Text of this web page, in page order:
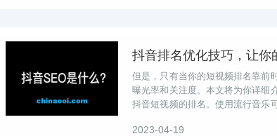
抖音排名优化技巧，让你
但是，只有当你的短视频排名靠前
曝光率和关注度。本文将为你详细
抖音短视频的排名。使用流行音乐
2023-04-19